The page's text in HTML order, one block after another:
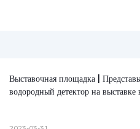
Выставочная площадка |
водородный детектор на выставке